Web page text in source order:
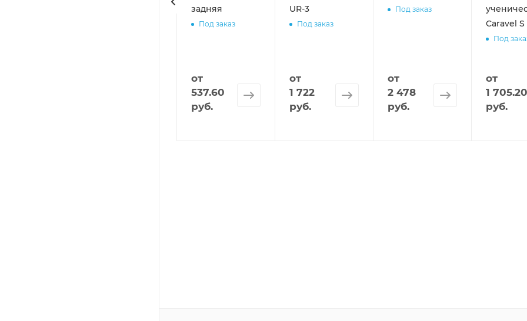
задняя
Под заказ
от
537.60
руб.
UR-3
Под заказ
от
1 722
руб.
Под заказ
от
2 478
руб.
Caravel S
Под
от
1 705.20
руб.